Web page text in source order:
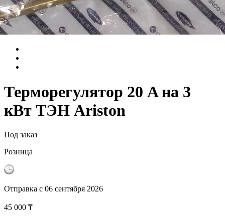
Терморегулятор 20 A на 3
кВт ТЭН Ariston
Под заказ
Розница
Отправка с 06 сентября 2026
45 000 ₸